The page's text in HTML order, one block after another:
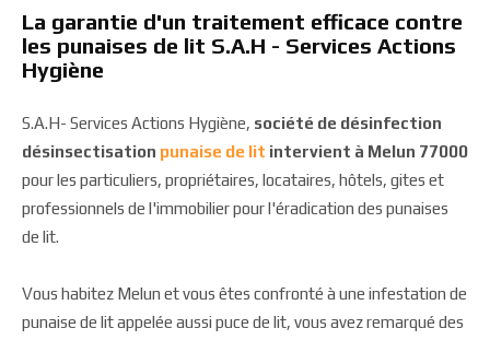
La garantie d'un traitement efficace contre
les punaises de lit S.A.H - Services Actions
Hygiène
S.A.H- Services Actions Hygiène, société de désinfection
désinsectisation punaise de lit intervient à Melun 77000
pour les particuliers, propriétaires, locataires, hôtels, gites et
professionnels de l'immobilier pour l'éradication des punaises
de lit.
Vous habitez Melun et vous êtes confronté à une infestation de
punaise de lit appelée aussi puce de lit, vous avez remarqué des